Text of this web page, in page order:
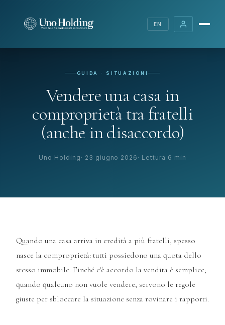
EN
GUIDA · SITUAZIONI
Vendere una casa in
comproprietà tra fratelli
(anche in disaccordo)
Uno Holding 23 giugno 2026 Lettura 6 min
Quando una casa arriva in eredità a più fratelli, spesso
nasce la comproprietà: tutti possiedono una quota dello
stesso immobile. Finché c'è accordo la vendita è semplice;
quando qualcuno non vuole vendere, servono le regole
giuste per sbloccare la situazione senza rovinare i rapporti.